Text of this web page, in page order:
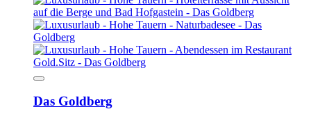
Das Goldberg